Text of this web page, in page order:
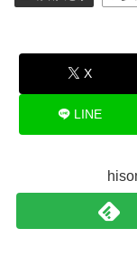
X
LINE